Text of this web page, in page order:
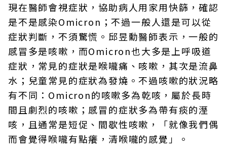
現在醫師會視症狀，協助病人用家用快篩，確認
是不是感染Omicron；不過一般人還是可以從
症狀判斷，不須驚慌。邱昱勳醫師表示，一般的
感冒多是咳嗽，而Omicron也大多是上呼吸道
症狀，常見的症狀是喉嚨痛、咳嗽，其次是流鼻
水；兒童常見的症狀為發燒。不過咳嗽的狀況略
有不同：Omicron的咳嗽多為乾咳，屬於長時
間且劇烈的咳嗽；感冒的症狀多為帶有痰的溼
咳，且通常是短促、間歇性咳嗽，「就像我們偶
而會覺得喉嚨有點癢，清喉嚨的感覺」。